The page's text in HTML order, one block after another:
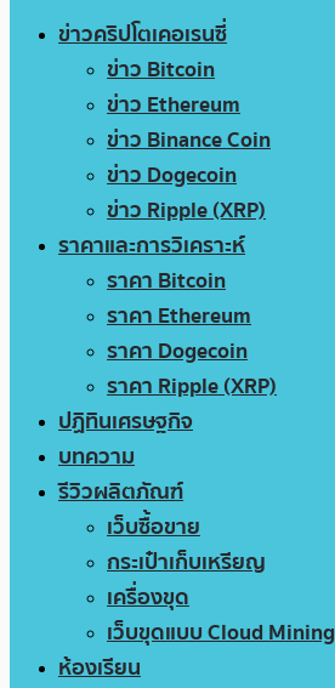
ข่าวคริปโตเคอเรนซี่
ข่าว Bitcoin
ข่าว Ethereum
ข่าว Binance Coin
ข่าว Dogecoin
ข่าว Ripple (XRP)
ราคาและการวิเคราะห์
ราคา Bitcoin
ราคา Ethereum
ราคา Dogecoin
ราคา Ripple (XRP)
ปฏิทินเศรษฐกิจ
บทความ
รีวิวผลิตภัณฑ์
เว็บซื้อขาย
กระเป๋าเก็บเหรียญ
เครื่องขุด
เว็บขุดแบบ Cloud Mining
ห้องเรียน